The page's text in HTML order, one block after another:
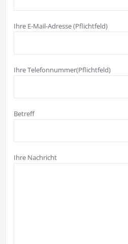
Ihre E-Mail-Adresse (Pflichtfeld)
Ihre Telefonnummer(Pflichtfeld)
Betreff
Ihre Nachricht